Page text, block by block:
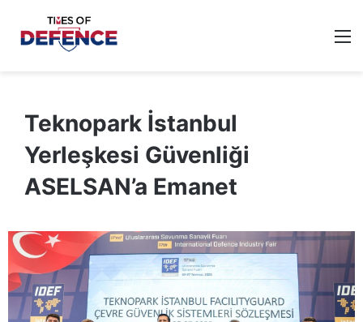
Teknopark İstanbul
Yerleşkesi Güvenliği
ASELSAN’a Emanet